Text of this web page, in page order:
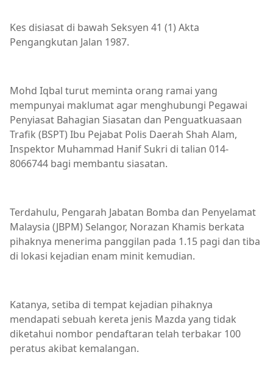
Kes disiasat di bawah Seksyen 41 (1) Akta
Pengangkutan Jalan 1987.
Mohd Iqbal turut meminta orang ramai yang
mempunyai maklumat agar menghubungi Pegawai
Penyiasat Bahagian Siasatan dan Penguatkuasaan
Trafik (BSPT) Ibu Pejabat Polis Daerah Shah Alam,
Inspektor Muhammad Hanif Sukri di talian 014-
8066744 bagi membantu siasatan.
Terdahulu, Pengarah Jabatan Bomba dan Penyelamat
Malaysia (JBPM) Selangor, Norazan Khamis berkata
pihaknya menerima panggilan pada 1.15 pagi dan tiba
di lokasi kejadian enam minit kemudian.
Katanya, setiba di tempat kejadian pihaknya
mendapati sebuah kereta jenis Mazda yang tidak
diketahui nombor pendaftaran telah terbakar 100
peratus akibat kemalangan.